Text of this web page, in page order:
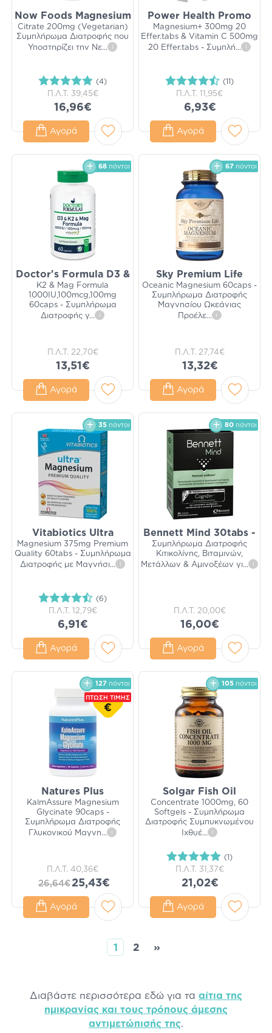
Now Foods Magnesium
Citrate 200mg (Vegetarian)
Συμπλήρωμα Διατροφής που
Υποστηρίζει την Νε... i
(4)
Π.Λ.Τ. 39,45€
16,96€
Αγορά
Power Health Promo
Magnesium+ 300mg 20
Effer.tabs & Vitamin C 500mg
20 Effer.tabs - Συμπλή... i
(11)
Π.Λ.Τ. 11,95€
6,93€
Αγορά
68 πόντοι
Doctor's Formula D3 &
K2 & Mag Formula
1000IU,100mcg,100mg
60caps - Συμπλήρωμα
Διατροφής γ... i
Π.Λ.Τ. 22,70€
13,51€
Αγορά
67 πόντοι
Sky Premium Life
Oceanic Magnesium 60caps -
Συμπλήρωμα Διατροφής
Μαγνησίου Ωκεάνιας
Προέλε... i
Π.Λ.Τ. 27,74€
13,32€
Αγορά
35 πόντοι
Vitabiotics Ultra
Magnesium 375mg Premium
Quality 60tabs - Συμπλήρωμα
Διατροφής με Μαγνήσι... i
(6)
Π.Λ.Τ. 12,79€
6,91€
Αγορά
80 πόντοι
Bennett Mind 30tabs -
Συμπλήρωμα Διατροφής
Κιτικολίνης, Βιταμινών,
Μετάλλων & Αμινοξέων γι... i
Π.Λ.Τ. 20,00€
16,00€
Αγορά
127 πόντοι
ΠΤΩΣΗ ΤΙΜΗΣ
€
Natures Plus
KalmAssure Magnesium
Glycinate 90caps -
Συμπλήρωμα Διατροφής
Γλυκονικού Μαγνη... i
Π.Λ.Τ. 40,36€
26,64€ 25,43€
Αγορά
105 πόντοι
Solgar Fish Oil
Concentrate 1000mg, 60
Softgels - Συμπλήρωμα
Διατροφής Συμπυκνωμένου
Ιχθυέ... i
(1)
Π.Λ.Τ. 31,37€
21,02€
Αγορά
1 2 »
Διαβάστε περισσότερα εδώ για τα αίτια της
ημικρανίας και τους τρόπους άμεσης
αντιμετώπισής της.